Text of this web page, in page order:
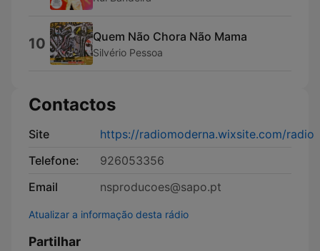
10 Quem Não Chora Não Mama
Silvério Pessoa
Contactos
Site
https://radiomoderna.wixsite.com/radio
Telefone:
926053356
Email
nsproducoes@sapo.pt
Atualizar a informação desta rádio
Partilhar